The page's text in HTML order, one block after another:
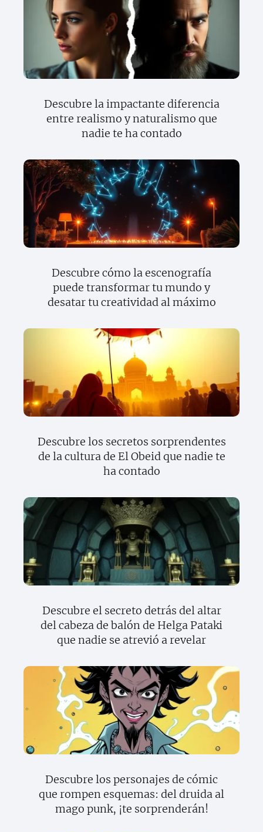
Descubre la impactante diferencia
entre realismo y naturalismo que
nadie te ha contado
Descubre cómo la escenografía
puede transformar tu mundo y
desatar tu creatividad al máximo
Descubre los secretos sorprendentes
de la cultura de El Obeid que nadie te
ha contado
Descubre el secreto detrás del altar
del cabeza de balón de Helga Pataki
que nadie se atrevió a revelar
Descubre los personajes de cómic
que rompen esquemas: del druida al
mago punk, ¡te sorprenderán!